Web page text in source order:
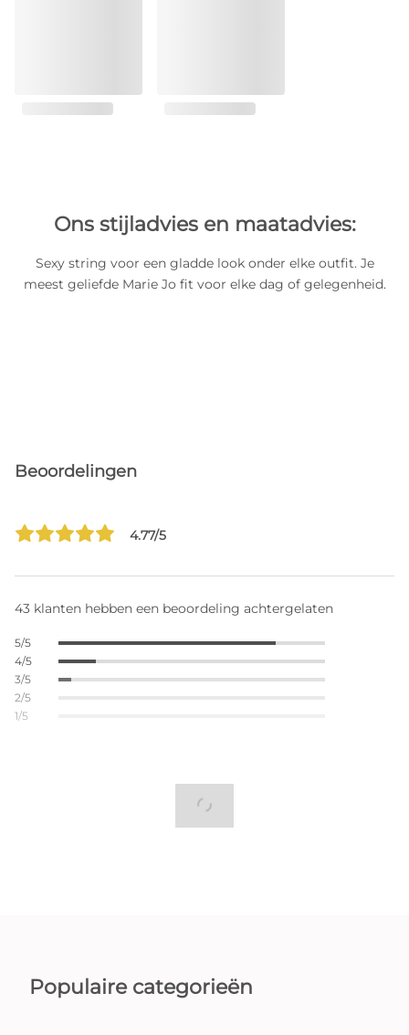
Ons stijladvies en maatadvies:
Sexy string voor een gladde look onder elke outfit. Je
meest geliefde Marie Jo fit voor elke dag of gelegenheid.
Beoordelingen
4.77/5
43 klanten hebben een beoordeling achtergelaten
5/5
4/5
3/5
2/5
1/5
Populaire categorieën